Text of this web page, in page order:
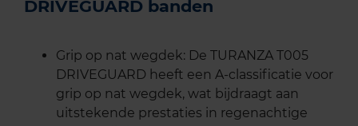
DRIVEGUARD banden
Grip op nat wegdek: De TURANZA T005
DRIVEGUARD heeft een A-classificatie voor
grip op nat wegdek, wat bijdraagt aan
uitstekende prestaties in regenachtige